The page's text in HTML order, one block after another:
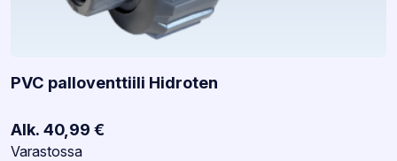
PVC palloventtiili Hidroten
Alk. 40,99 €
Varastotilanne:
Varastossa